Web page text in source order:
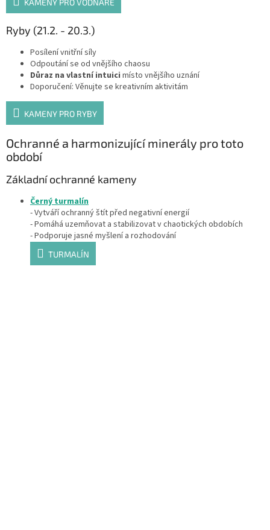
Ryby (21.2. - 20.3.)
Posílení vnitřní síly
Odpoutání se od vnějšího chaosu
Důraz na vlastní intuici místo vnějšího uznání
Doporučení: Věnujte se kreativním aktivitám
KAMENY PRO RYBY
Ochranné a harmonizující minerály pro toto
období
Základní ochranné kameny
Černý turmalín
- Vytváří ochranný štít před negativní energií
- Pomáhá uzemňovat a stabilizovat v chaotických obdobích
- Podporuje jasné myšlení a rozhodování
TURMALÍN